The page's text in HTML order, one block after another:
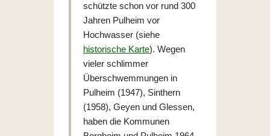
schützte schon vor rund 300
Jahren Pulheim vor
Hochwasser (siehe
historische Karte). Wegen
vieler schlimmer
Überschwemmungen in
Pulheim (1947), Sinthern
(1958), Geyen und Glessen,
haben die Kommunen